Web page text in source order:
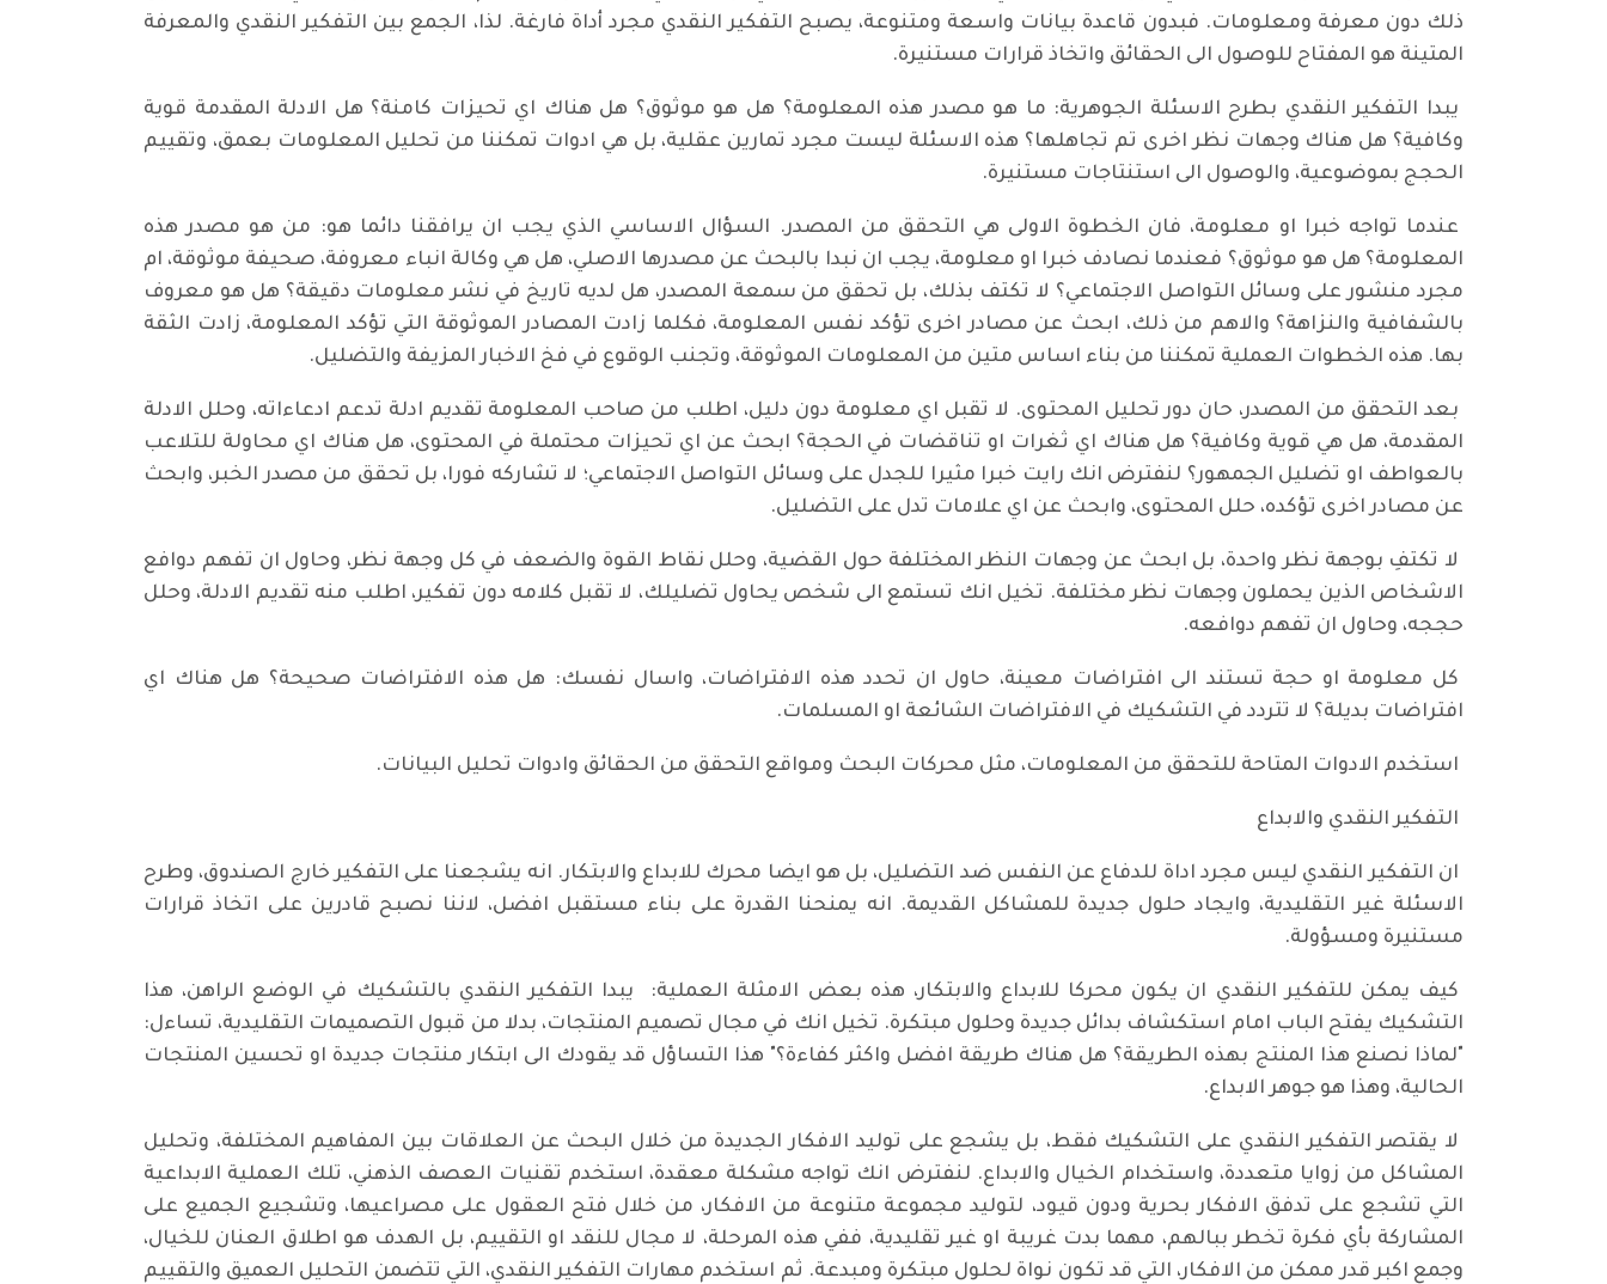
ذلك دون معرفة ومعلومات. فبدون قاعدة بيانات واسعة ومتنوعة، يصبح التفكير النقدي مجرد أداة فارغة. لذا، الجمع بين التفكير النقدي والمعرفة
المتينة هو المفتاح للوصول الى الحقائق واتخاذ قرارات مستنيرة.
يبدا التفكير النقدي بطرح الاسئلة الجوهرية: ما هو مصدر هذه المعلومة؟ هل هو موثوق؟ هل هناك اي تحيزات كامنة؟ هل الادلة المقدمة قوية
وكافية؟ هل هناك وجهات نظر اخرى تم تجاهلها؟ هذه الاسئلة ليست مجرد تمارين عقلية، بل هي ادوات تمكننا من تحليل المعلومات بعمق، وتقييم
الحجج بموضوعية، والوصول الى استنتاجات مستنيرة.
عندما تواجه خبرا او معلومة، فان الخطوة الاولى هي التحقق من المصدر. السؤال الاساسي الذي يجب ان يرافقنا دائما هو: من هو مصدر هذه
المعلومة؟ هل هو موثوق؟ فعندما نصادف خبرا او معلومة، يجب ان نبدا بالبحث عن مصدرها الاصلي، هل هي وكالة انباء معروفة، صحيفة موثوقة، ام
مجرد منشور على وسائل التواصل الاجتماعي؟ لا تكتف بذلك، بل تحقق من سمعة المصدر، هل لديه تاريخ في نشر معلومات دقيقة؟ هل هو معروف
بالشفافية والنزاهة؟ والاهم من ذلك، ابحث عن مصادر اخرى تؤكد نفس المعلومة، فكلما زادت المصادر الموثوقة التي تؤكد المعلومة، زادت الثقة
بها. هذه الخطوات العملية تمكننا من بناء اساس متين من المعلومات الموثوقة، وتجنب الوقوع في فخ الاخبار المزيفة والتضليل.
بعد التحقق من المصدر، حان دور تحليل المحتوى. لا تقبل اي معلومة دون دليل، اطلب من صاحب المعلومة تقديم ادلة تدعم ادعاءاته، وحلل الادلة
المقدمة، هل هي قوية وكافية؟ هل هناك اي ثغرات او تناقضات في الحجة؟ ابحث عن اي تحيزات محتملة في المحتوى، هل هناك اي محاولة للتلاعب
بالعواطف او تضليل الجمهور؟ لنفترض انك رايت خبرا مثيرا للجدل على وسائل التواصل الاجتماعي؛ لا تشاركه فورا، بل تحقق من مصدر الخبر، وابحث
عن مصادر اخرى تؤكده، حلل المحتوى، وابحث عن اي علامات تدل على التضليل.
لا تكتفِ بوجهة نظر واحدة، بل ابحث عن وجهات النظر المختلفة حول القضية، وحلل نقاط القوة والضعف في كل وجهة نظر، وحاول ان تفهم دوافع
الاشخاص الذين يحملون وجهات نظر مختلفة. تخيل انك تستمع الى شخص يحاول تضليلك، لا تقبل كلامه دون تفكير، اطلب منه تقديم الادلة، وحلل
حججه، وحاول ان تفهم دوافعه.
كل معلومة او حجة تستند الى افتراضات معينة، حاول ان تحدد هذه الافتراضات، واسال نفسك: هل هذه الافتراضات صحيحة؟ هل هناك اي
افتراضات بديلة؟ لا تتردد في التشكيك في الافتراضات الشائعة او المسلمات.
استخدم الادوات المتاحة للتحقق من المعلومات، مثل محركات البحث ومواقع التحقق من الحقائق وادوات تحليل البيانات.
التفكير النقدي والابداع
ان التفكير النقدي ليس مجرد اداة للدفاع عن النفس ضد التضليل، بل هو ايضا محرك للابداع والابتكار. انه يشجعنا على التفكير خارج الصندوق، وطرح
الاسئلة غير التقليدية، وايجاد حلول جديدة للمشاكل القديمة. انه يمنحنا القدرة على بناء مستقبل افضل، لاننا نصبح قادرين على اتخاذ قرارات
مستنيرة ومسؤولة.
كيف يمكن للتفكير النقدي ان يكون محركا للابداع والابتكار، هذه بعض الامثلة العملية: يبدا التفكير النقدي بالتشكيك في الوضع الراهن، هذا
التشكيك يفتح الباب امام استكشاف بدائل جديدة وحلول مبتكرة. تخيل انك في مجال تصميم المنتجات، بدلا من قبول التصميمات التقليدية، تساءل:
"لماذا نصنع هذا المنتج بهذه الطريقة؟ هل هناك طريقة افضل واكثر كفاءة؟" هذا التساؤل قد يقودك الى ابتكار منتجات جديدة او تحسين المنتجات
الحالية، وهذا هو جوهر الابداع.
لا يقتصر التفكير النقدي على التشكيك فقط، بل يشجع على توليد الافكار الجديدة من خلال البحث عن العلاقات بين المفاهيم المختلفة، وتحليل
المشاكل من زوايا متعددة، واستخدام الخيال والابداع. لنفترض انك تواجه مشكلة معقدة، استخدم تقنيات العصف الذهني، تلك العملية الابداعية
التي تشجع على تدفق الافكار بحرية ودون قيود، لتوليد مجموعة متنوعة من الافكار، من خلال فتح العقول على مصراعيها، وتشجيع الجميع على
المشاركة بأي فكرة تخطر ببالهم، مهما بدت غريبة او غير تقليدية، ففي هذه المرحلة، لا مجال للنقد او التقييم، بل الهدف هو اطلاق العنان للخيال،
وجمع اكبر قدر ممكن من الافكار، التي قد تكون نواة لحلول مبتكرة ومبدعة. ثم استخدم مهارات التفكير النقدي، التي تتضمن التحليل العميق والتقييم